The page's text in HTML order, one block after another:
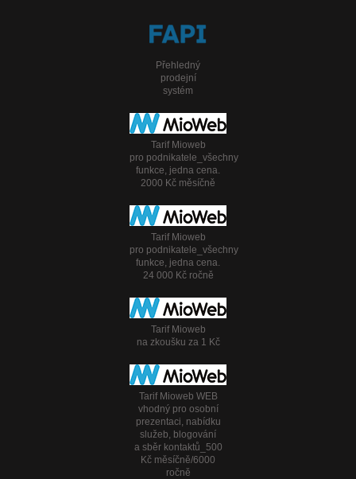
Přehledný
prodejní
systém
Tarif Mioweb
pro podnikatele_všechny
funkce, jedna cena.
2000 Kč měsíčně
Tarif Mioweb
pro podnikatele_všechny
funkce, jedna cena.
24 000 Kč ročně
Tarif Mioweb
na zkoušku za 1 Kč
Tarif Mioweb WEB
vhodný pro osobní
prezentaci, nabídku
služeb, blogování
a sběr kontaktů_500
Kč měsíčně/6000
ročně